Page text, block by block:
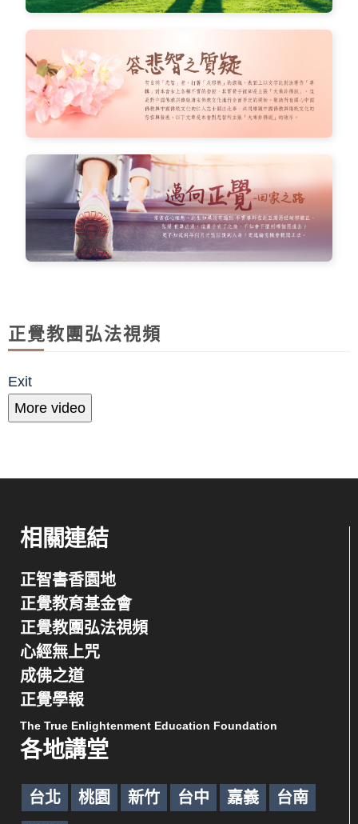
正覺教團弘法視頻
Exit
More video
相關連結
正智書香園地
正覺教育基金會
正覺教團弘法視頻
心經無上咒
成佛之道
正覺學報
The True Enlightenment Education Foundation
各地講堂
台北 桃園 新竹 台中 嘉義 台南